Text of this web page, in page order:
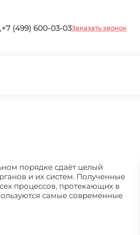
+7 (499) 600-03-03Заказать звонок
порядке сдаёт целый
и их систем. Полученные
процессов, протекающих в
самые современные